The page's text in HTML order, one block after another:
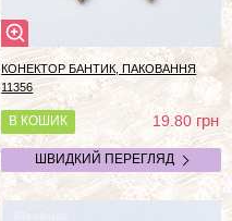
КОНЕКТОР БАНТИК, ПАКОВАННЯ
11356
В КОШИК 19.80грн
ШВИДКИЙ ПЕРЕГЛЯД